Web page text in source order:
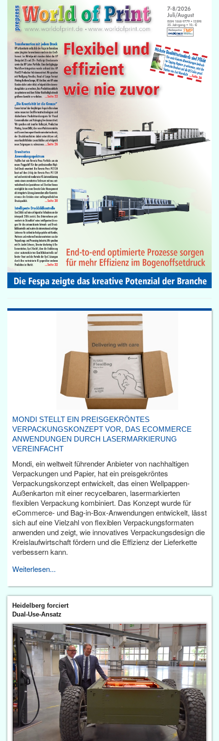
MONDI STELLT EIN PREISGEKRÖNTES
VERPACKUNGSKONZEPT VOR, DAS ECOMMERCE
ANWENDUNGEN DURCH LASERMARKIERUNG
VEREINFACHT
Mondi, ein weltweit führender Anbieter von nachhaltigen
Verpackungen und Papier, hat ein preisgekröntes
Verpackungskonzept entwickelt, das einen Wellpappen-
Außenkarton mit einer recycelbaren, lasermarkierten
flexiblen Verpackung kombiniert. Das Konzept wurde für
eCommerce- und Bag-in-Box-Anwendungen entwickelt, lässt
sich auf eine Vielzahl von flexiblen Verpackungsformaten
anwenden und zeigt, wie innovatives Verpackungsdesign die
Kreislaufwirtschaft fördern und die Effizienz der Lieferkette
verbessern kann.
Weiterlesen...
Heidelberg forciert
Dual-Use-Ansatz